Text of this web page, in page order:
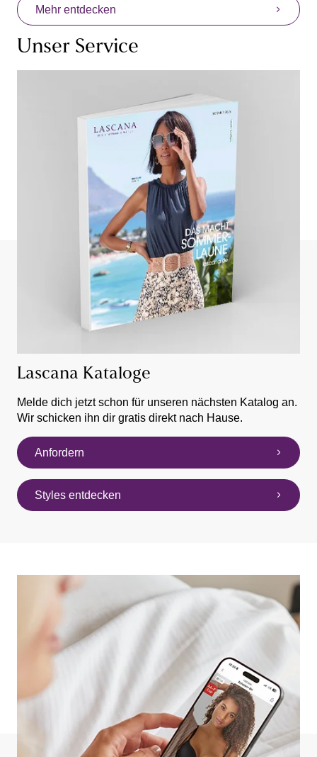
Mehr entdecken
Unser Service
Lascana Kataloge
Melde dich jetzt schon für unseren nächsten Katalog an.
Wir schicken ihn dir gratis direkt nach Hause.
Anfordern
Styles entdecken